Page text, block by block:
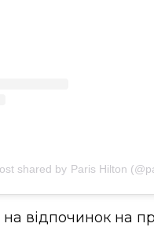
shared by Paris Hilton
відпочинок на